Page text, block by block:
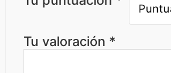
Tu valoración *